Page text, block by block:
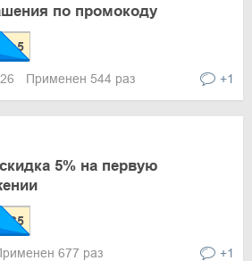
по промокоду
Применен 544 раз +1
5% на первую
677 раз +1